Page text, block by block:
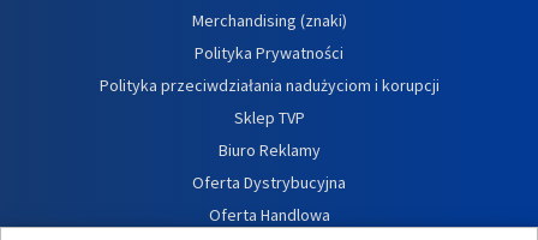
Merchandising (znaki)
Polityka Prywatności
Polityka przeciwdziałania nadużyciom i korupcji
Sklep TVP
Biuro Reklamy
Oferta Dystrybucyjna
Oferta Handlowa